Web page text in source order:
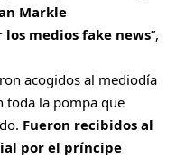
Markle
los medios fake news”,
acogidos al mediodía
toda la pompa que
Fueron recibidos al
por el príncipe